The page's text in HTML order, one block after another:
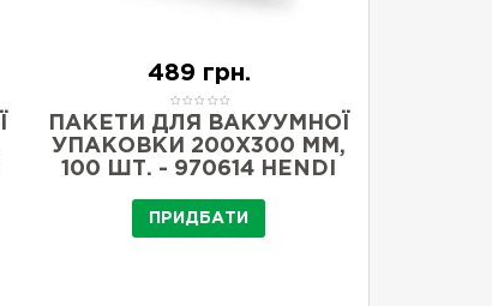
489 грн.
ПАКЕТИ ДЛЯ ВАКУУМНОЇ
УПАКОВКИ 200X300 ММ,
100 ШТ. - 970614 HENDI
ПРИДБАТИ